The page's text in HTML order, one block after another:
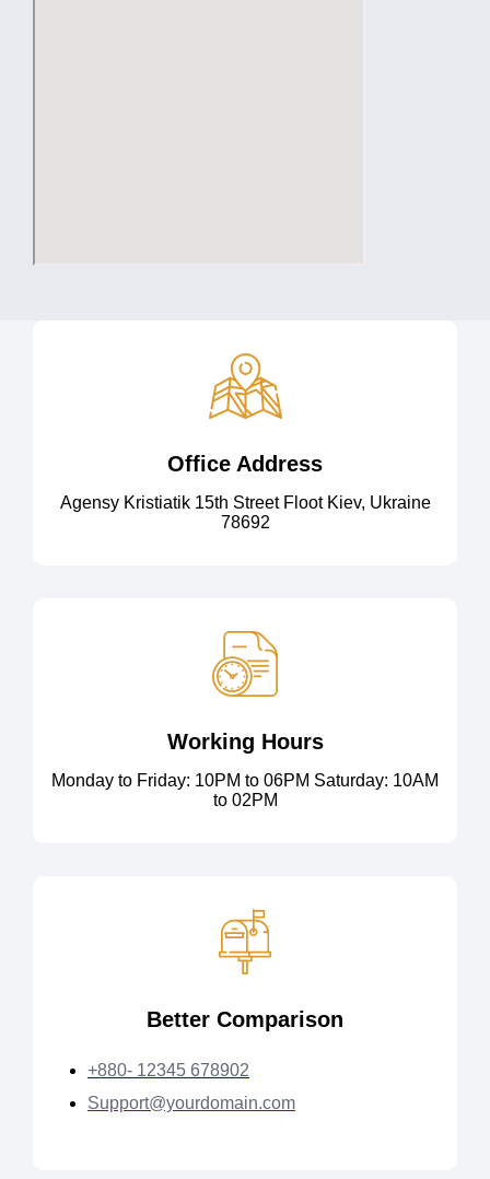
Office Address
Agensy Kristiatik 15th Street Floot Kiev, Ukraine
78692
Working Hours
Monday to Friday: 10PM to 06PM Saturday: 10AM
to 02PM
Better Comparison
+880- 12345 678902
Support@yourdomain.com